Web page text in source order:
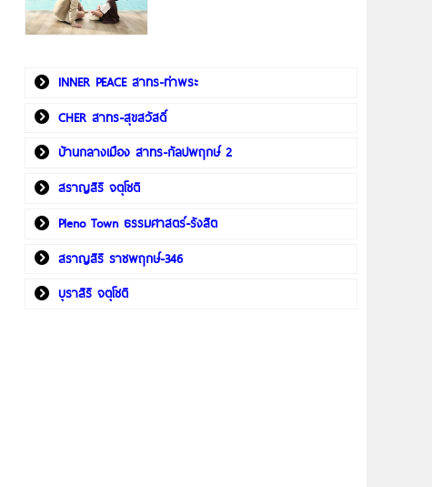
INNER PEACE สาทร-ท่าพระ
CHER สาทร-สุขสวัสดิ์
บ้านกลางเมือง สาทร-กัลปพฤกษ์ 2
สราญสิริ จตุโชติ
Pleno Town ธรรมศาสตร์-รังสิต
สราญสิริ ราชพฤกษ์-346
บุราสิริ จตุโชติ